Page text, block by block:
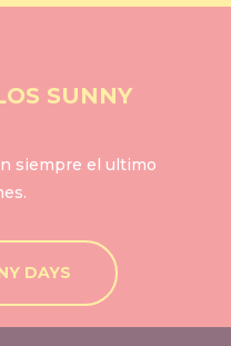
SUNNY
siempre el ultimo
DAYS